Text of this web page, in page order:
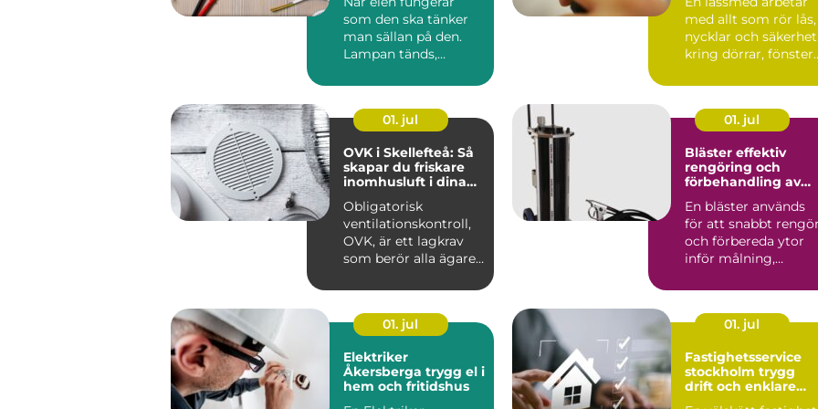
som den ska tänker
man sällan på den.
Lampan tänds,
igång och p...
med allt som rör lås,
nycklar och säkerhet
kring dörrar, fönster
01. jul
OVK i Skellefteå: Så
skapar du friskare
inomhusluft i dina
Obligatorisk
ventilationskontroll,
OVK, är ett lagkrav
som berör alla ägare
01. jul
Bläster effektiv
rengöring och
förbehandling av
En bläster används
för att snabbt
och förbereda ytor
inför målning,
be...
01. jul
Elektriker
Åkersberga trygg el i
hem och fritidshus
01. jul
Fastighetsservice
stockholm trygg
drift och enklare